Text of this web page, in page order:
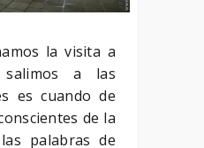
la visita a
a las
es cuando de
de la
palabras de